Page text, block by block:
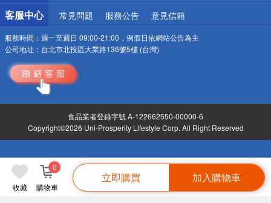
收藏 購物車
0
立即購買 加入購物車
客服中心 常見問題 服務公告 意見信箱
服務時間： 週一至週日 09:00-21:00，例假日依網站公告為主
公司地址： 台北市北投區大業路136號5樓 (台灣)
食品業者登錄字號 A-122662550-00000-6
Copyright©2026 Uni-Prosperity Lifestyle Corp. All Right Reserved